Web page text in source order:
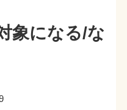
象になる/な